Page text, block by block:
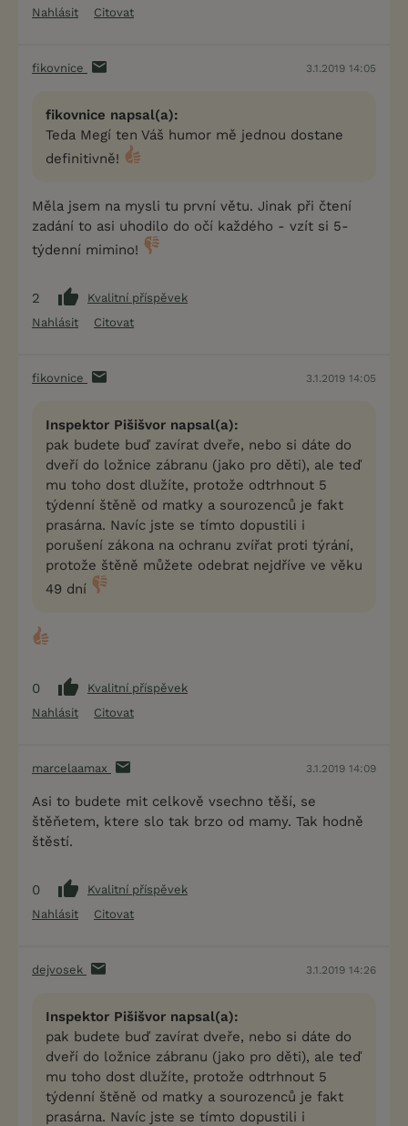
Nahlásit
Citovat
fikovnice 3.1.2019 14:05
fikovnice napsal(a):
Teda Megí ten Váš humor mě jednou dostane
definitivně!
Měla jsem na mysli tu první větu. Jinak při čtení
zadání to asi uhodilo do očí každého - vzít si 5-
týdenní mimino!
2
Kvalitní příspěvek
Nahlásit
Citovat
fikovnice 3.1.2019 14:05
Inspektor Pišišvor napsal(a):
pak budete buď zavírat dveře, nebo si dáte do
dveří do ložnice zábranu (jako pro děti), ale teď
mu toho dost dlužíte, protože odtrhnout 5
týdenní štěně od matky a sourozenců je fakt
prasárna. Navíc jste se tímto dopustili i
porušení zákona na ochranu zvířat proti týrání,
protože štěně můžete odebrat nejdříve ve věku
49 dní
0
Kvalitní příspěvek
Nahlásit
Citovat
marcelaamax 3.1.2019 14:09
Asi to budete mit celkově vsechno těší, se
štěňetem, ktere slo tak brzo od mamy. Tak hodně
štěstí.
0
Kvalitní příspěvek
Nahlásit
Citovat
dejvosek 3.1.2019 14:26
Inspektor Pišišvor napsal(a):
pak budete buď zavírat dveře, nebo si dáte do
dveří do ložnice zábranu (jako pro děti), ale teď
mu toho dost dlužíte, protože odtrhnout 5
týdenní štěně od matky a sourozenců je fakt
prasárna. Navíc jste se tímto dopustili i